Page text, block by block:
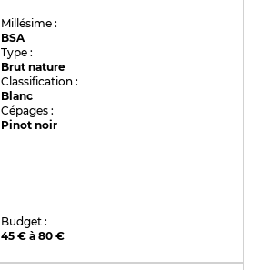
Millésime :
BSA
Type :
Brut nature
Classification :
Blanc
Cépages :
Pinot noir
Budget :
45 € à 80 €